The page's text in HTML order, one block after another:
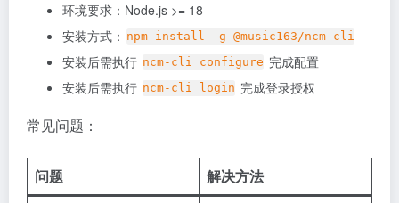
环境要求：Node.js >= 18
安装方式： npm install -g @music163/ncm-cli
安装后需执行 ncm-cli configure 完成配置
安装后需执行 ncm-cli login 完成登录授权
常见问题：
问题 解决方法